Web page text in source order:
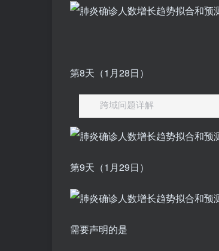
第8天（1月28日）
跨域问题详解
第9天（1月29日）
需要声明的是